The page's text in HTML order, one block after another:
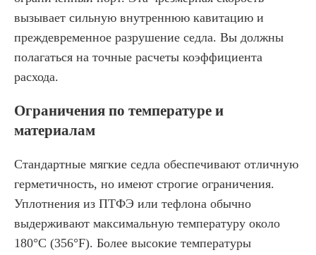
вызывает сильную внутреннюю кавитацию и
преждевременное разрушение седла. Вы должны
полагаться на точные расчеты коэффициента
расхода.
Ограничения по температуре и
материалам
Стандартные мягкие седла обеспечивают отличную
герметичность, но имеют строгие ограничения.
Уплотнения из ПТФЭ или тефлона обычно
выдерживают максимальную температуру около
180°C (356°F). Более высокие температуры